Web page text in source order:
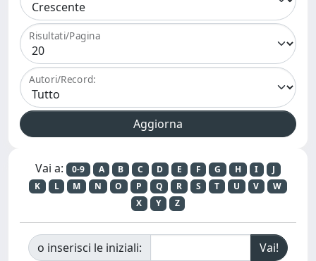
Risultati/Pagina
Autori/Record:
Vai a: 0-9 A B C D E F G H I
J
K
L M N O P Q R S T U V
W
X
Y Z
o inserisci le iniziali: